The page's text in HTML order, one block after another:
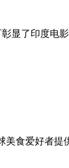
显了印度电
美食爱好者提